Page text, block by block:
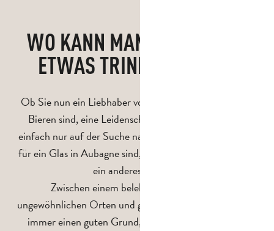
WO KANN MAN IN AUBAGNE
ETWAS TRINKEN GEHEN?
Ob Sie nun ein Liebhaber von handwerklich gebrauten
Bieren sind, eine Leidenschaft für Wein haben oder
einfach nur auf der Suche nach einem gemütlichen Ort
für ein Glas in Aubagne sind, diese Adressen bieten jede
ein anderes Erlebnis.
Zwischen einem belebten Stadtzentrum,
ungewöhnlichen Orten und gemütlichen Lokalen gibt es
immer einen guten Grund, in Aubagne auszugehen.